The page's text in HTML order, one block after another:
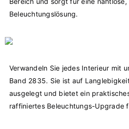
Verwandeln Sie jedes Interieur mit
Band 2835. Sie ist auf
ausgelegt und bietet ein